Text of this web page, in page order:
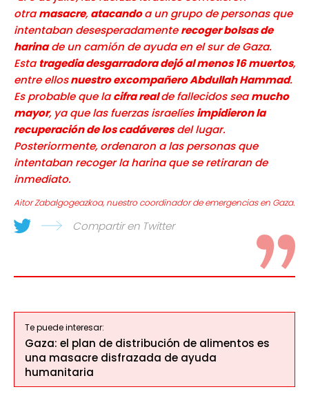
otramasacre,atacandoa un grupo de personas que
intentaban desesperadamenterecoger bolsas de
harinade un camión de ayuda en el sur de Gaza.
Esta tragedia desgarradora dejó al menos 16 muertos,
entre ellosnuestro excompañero Abdullah Hammad.
Es probable que lacifra realde fallecidos seamucho
mayor, ya que las fuerzas israelíesimpidieron la
recuperación de los cadáveresdel lugar.
Posteriormente, ordenaron a las personas que
intentaban recoger la harina que se retiraran de
inmediato.
Aitor Zabalgogeazkoa, nuestro coordinador de emergencias en Gaza.
Compartir en Twitter
Te puede interesar:
Gaza: el plan de distribución de alimentos es
una masacre disfrazada de ayuda
humanitaria